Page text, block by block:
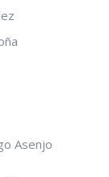
Asenjo